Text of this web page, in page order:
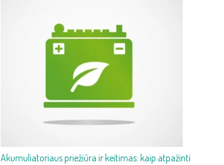
efektyvumu
Akumuliatoriaus priežiūra ir keitimas: kaip atpažinti